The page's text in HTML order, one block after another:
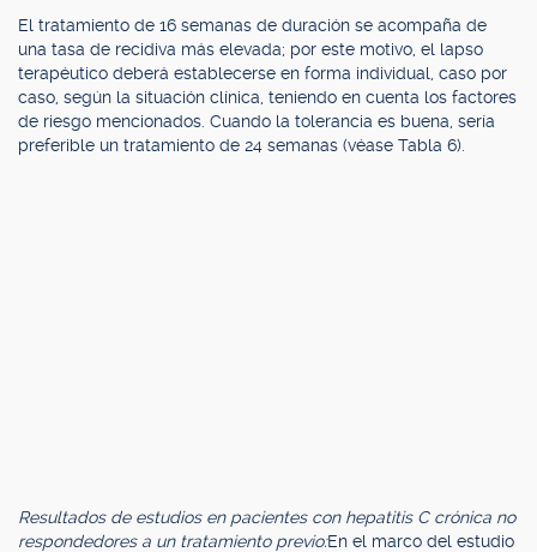
El tratamiento de 16 semanas de duración se acompaña de
una tasa de recidiva más elevada; por este motivo, el lapso
terapéutico deberá establecerse en forma individual, caso por
caso, según la situación clínica, teniendo en cuenta los factores
de riesgo mencionados. Cuando la tolerancia es buena, sería
preferible un tratamiento de 24 semanas (véase Tabla 6).
Resultados de estudios en pacientes con hepatitis C crónica no
respondedores a un tratamiento previo:En el marco del estudio